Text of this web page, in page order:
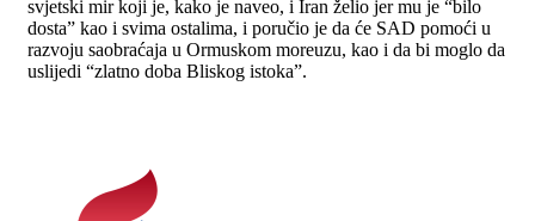
svjetski mir koji je, kako je naveo, i Iran želio jer mu je “bilo
dosta” kao i svima ostalima, i poručio je da će SAD pomoći u
razvoju saobraćaja u Ormuskom moreuzu, kao i da bi moglo da
uslijedi “zlatno doba Bliskog istoka”.